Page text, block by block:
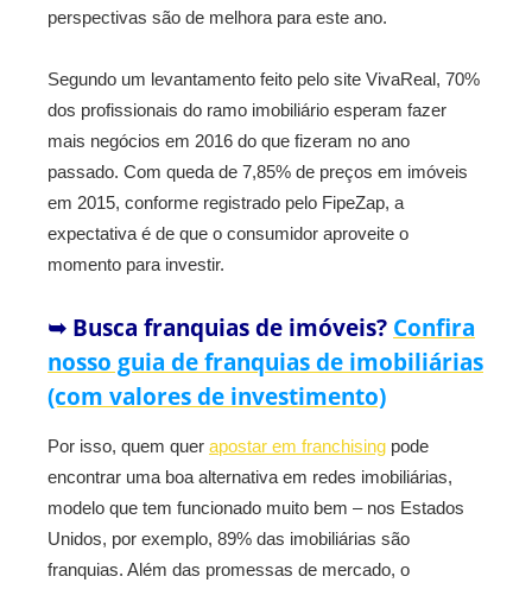
perspectivas são de melhora para este ano.
Segundo um levantamento feito pelo site VivaReal, 70%
dos profissionais do ramo imobiliário esperam fazer
mais negócios em 2016 do que fizeram no ano
passado. Com queda de 7,85% de preços em imóveis
em 2015, conforme registrado pelo FipeZap, a
expectativa é de que o consumidor aproveite o
momento para investir.
➥ Busca franquias de imóveis? Confira
nosso guia de franquias de imobiliárias
(com valores de investimento)
Por isso, quem quer apostar em franchising pode
encontrar uma boa alternativa em redes imobiliárias,
modelo que tem funcionado muito bem – nos Estados
Unidos, por exemplo, 89% das imobiliárias são
franquias. Além das promessas de mercado, o